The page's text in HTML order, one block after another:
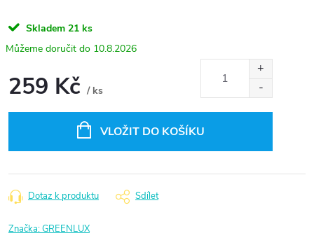
Skladem 21 ks
10.8.2026
259 Kč / ks
VLOŽIT DO KOŠÍKU
Dotaz k produktu Sdílet
Značka:GREENLUX